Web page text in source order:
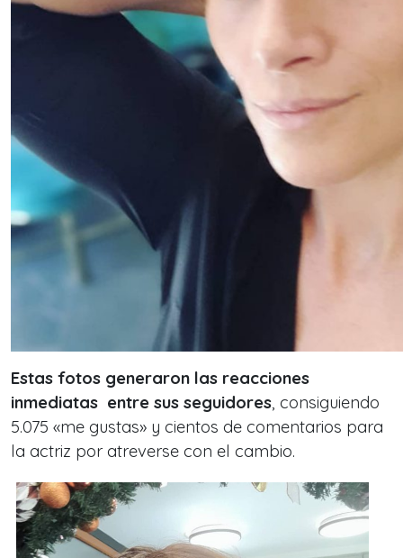
Estas fotos generaron las reacciones
inmediatas entre sus seguidores, consiguiendo
5.075 «me gustas» y cientos de comentarios para
la actriz por atreverse con el cambio.